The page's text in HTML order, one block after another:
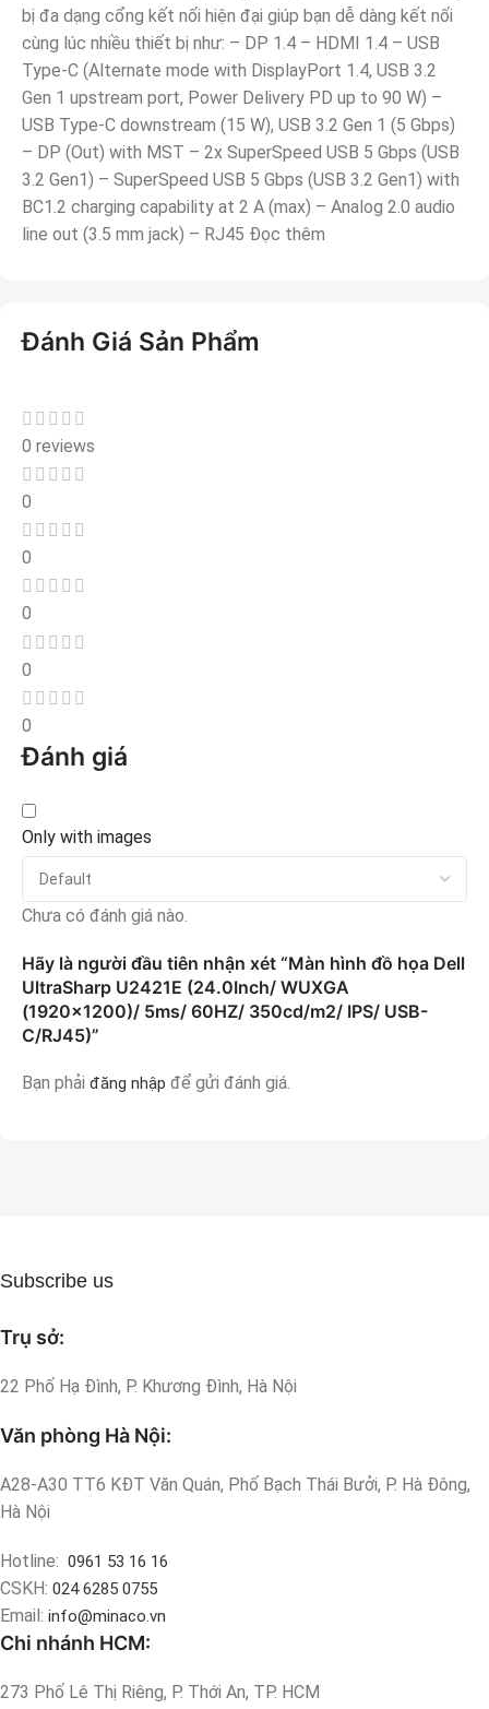
bị đa dạng cổng kết nối hiện đại giúp bạn dễ dàng kết nối
cùng lúc nhiều thiết bị như: – DP 1.4 – HDMI 1.4 – USB
Type-C (Alternate mode with DisplayPort 1.4, USB 3.2
Gen 1 upstream port, Power Delivery PD up to 90 W) –
USB Type-C downstream (15 W), USB 3.2 Gen 1 (5 Gbps)
– DP (Out) with MST – 2x SuperSpeed USB 5 Gbps (USB
3.2 Gen1) – SuperSpeed USB 5 Gbps (USB 3.2 Gen1) with
BC1.2 charging capability at 2 A (max) – Analog 2.0 audio
line out (3.5 mm jack) – RJ45 Đọc thêm
Đánh Giá Sản Phẩm
0 reviews
0
0
0
0
0
Đánh giá
Only with images
Chưa có đánh giá nào.
Hãy là người đầu tiên nhận xét “Màn hình đồ họa Dell
UltraSharp U2421E (24.0Inch/ WUXGA
(1920×1200)/ 5ms/ 60HZ/ 350cd/m2/ IPS/ USB-
C/RJ45)”
Bạn phải đăng nhập để gửi đánh giá.
Subscribe us
Trụ sở:
22 Phố Hạ Đình, P. Khương Đình, Hà Nội
Văn phòng Hà Nội:
A28-A30 TT6 KĐT Văn Quán, Phố Bạch Thái Bưởi, P. Hà Đông,
Hà Nội
Hotline: 0961 53 16 16
CSKH: 024 6285 0755
Email: info@minaco.vn
Chi nhánh HCM:
273 Phố Lê Thị Riêng, P. Thới An, TP. HCM